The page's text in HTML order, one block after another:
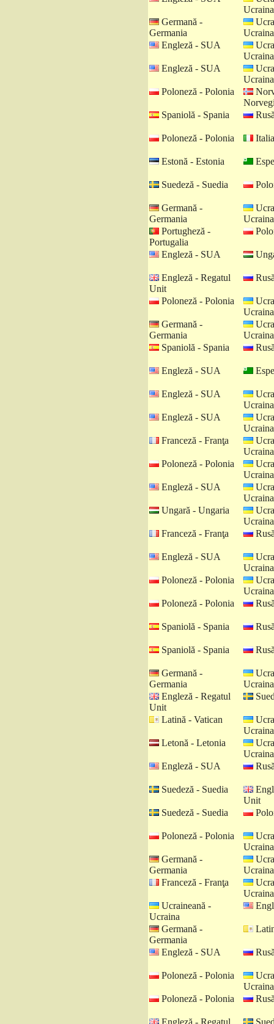
Ucraina
Germană -
Germania
Ucraina
Engleză - SUA
Ucraina
Engleză - SUA
Ucraina
Poloneză - Polonia
Spaniolă - Spania
Poloneză - Polonia
Estonă - Estonia
Suedeză - Suedia
Germană -
Germania
Ucraina
Portugheză -
Portugalia
Engleză - SUA
Engleză - Regatul
Unit
Poloneză - Polonia
Ucraina
Germană -
Germania
Ucraina
Spaniolă - Spania
Engleză - SUA
Engleză - SUA
Ucraina
Engleză - SUA
Ucraina
Franceză - Franţa
Ucraina
Poloneză - Polonia
Ucraina
Engleză - SUA
Ucraina
Ungară - Ungaria
Ucraina
Franceză - Franţa
Engleză - SUA
Ucraina
Poloneză - Polonia
Ucraina
Poloneză - Polonia
Spaniolă - Spania
Spaniolă - Spania
Germană -
Germania
Ucraina
Engleză - Regatul
Unit
Latină - Vatican
Ucraina
Letonă - Letonia
Ucraina
Engleză - SUA
Suedeză - Suedia
Unit
Suedeză - Suedia
Poloneză - Polonia
Ucraina
Germană -
Germania
Ucraina
Franceză - Franţa
Ucraina
Ucraineană -
Ucraina
Germană -
Germania
Engleză - SUA
Poloneză - Polonia
Ucraina
Poloneză - Polonia
Engleză - Regatul